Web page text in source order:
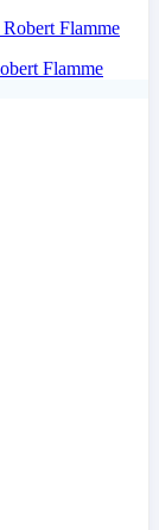
Flamme
Flamme